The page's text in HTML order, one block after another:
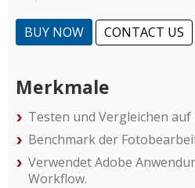
BUY NOW CONTACT US
Merkmale
Testen und Vergleichen
Benchmark der
Verwendet Adobe
Workflow.